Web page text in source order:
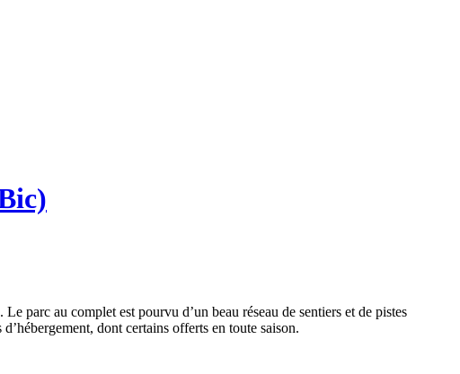
parc au complet est pourvu d’un beau réseau de sentiers et de pistes
dont certains offerts en toute saison.